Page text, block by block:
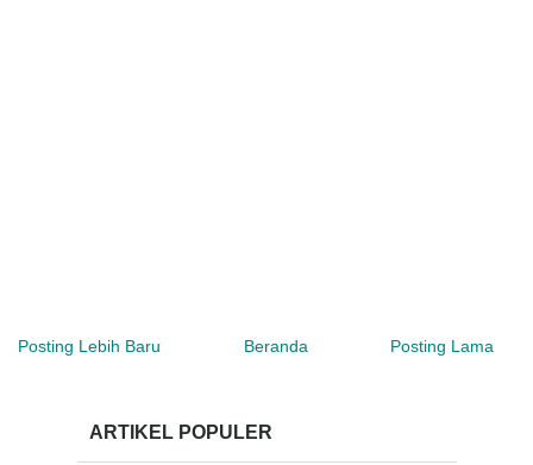
Posting Lebih Baru Posting Lama
Beranda
ARTIKEL POPULER